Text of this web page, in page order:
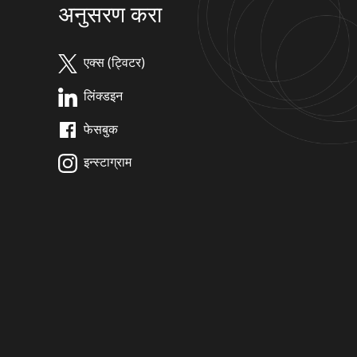
अनुसरण करा
एक्स (ट्विटर)
लिंक्डइन
फेसबुक
इन्स्टाग्राम